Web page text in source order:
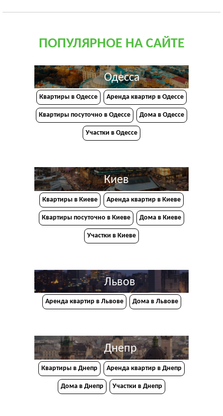
ПОПУЛЯРНОЕ НА САЙТЕ
Одесса
Квартиры в Одессе Аренда квартир в Одессе
Квартиры посуточно в Одессе Дома в Одессе
Участки в Одессе
Киев
Квартиры в Киеве Аренда квартир в Киеве
Квартиры посуточно в Киеве Дома в Киеве
Участки в Киеве
Львов
Аренда квартир в Львове Дома в Львове
Днепр
Квартиры в Днепр Аренда квартир в Днепр
Дома в Днепр Участки в Днепр